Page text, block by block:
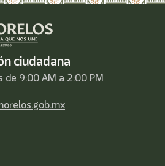
ciudadana
de 9:00 AM a 2:00 PM